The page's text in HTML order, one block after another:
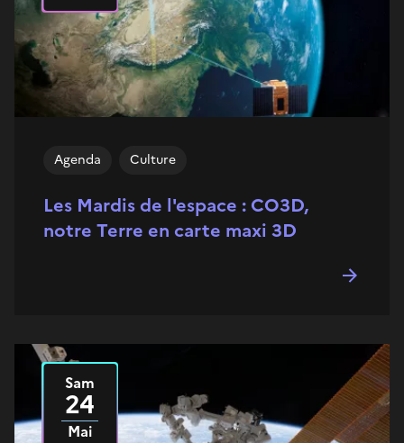
Les Mardis de l'espace : CO3D,
notre Terre en carte maxi 3D
Agenda Culture
Le
Sam
24
Mai
2025